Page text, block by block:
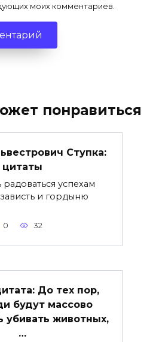
моих комментариев.
понравиться
Ступка:
цитаты
успехам
зависть и гордыню
0 32
До тех пор,
будут массово
убивать животных,
…